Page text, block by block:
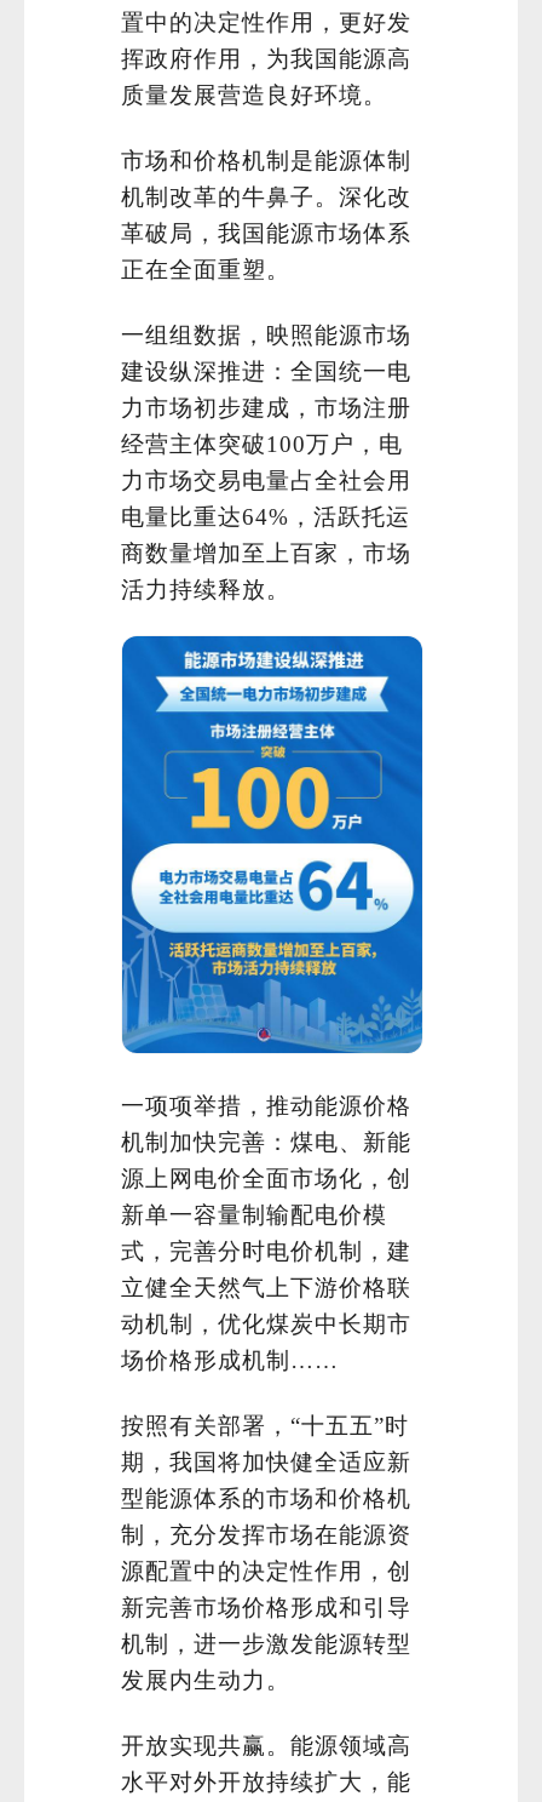
置中的决定性作用，更好发
挥政府作用，为我国能源高
质量发展营造良好环境。
市场和价格机制是能源体制
机制改革的牛鼻子。深化改
革破局，我国能源市场体系
正在全面重塑。
一组组数据，映照能源市场
建设纵深推进：全国统一电
力市场初步建成，市场注册
经营主体突破100万户，电
力市场交易电量占全社会用
电量比重达64%，活跃托运
商数量增加至上百家，市场
活力持续释放。
一项项举措，推动能源价格
机制加快完善：煤电、新能
源上网电价全面市场化，创
新单一容量制输配电价模
式，完善分时电价机制，建
立健全天然气上下游价格联
动机制，优化煤炭中长期市
场价格形成机制……
按照有关部署，“十五五”时
期，我国将加快健全适应新
型能源体系的市场和价格机
制，充分发挥市场在能源资
源配置中的决定性作用，创
新完善市场价格形成和引导
机制，进一步激发能源转型
发展内生动力。
开放实现共赢。能源领域高
水平对外开放持续扩大，能